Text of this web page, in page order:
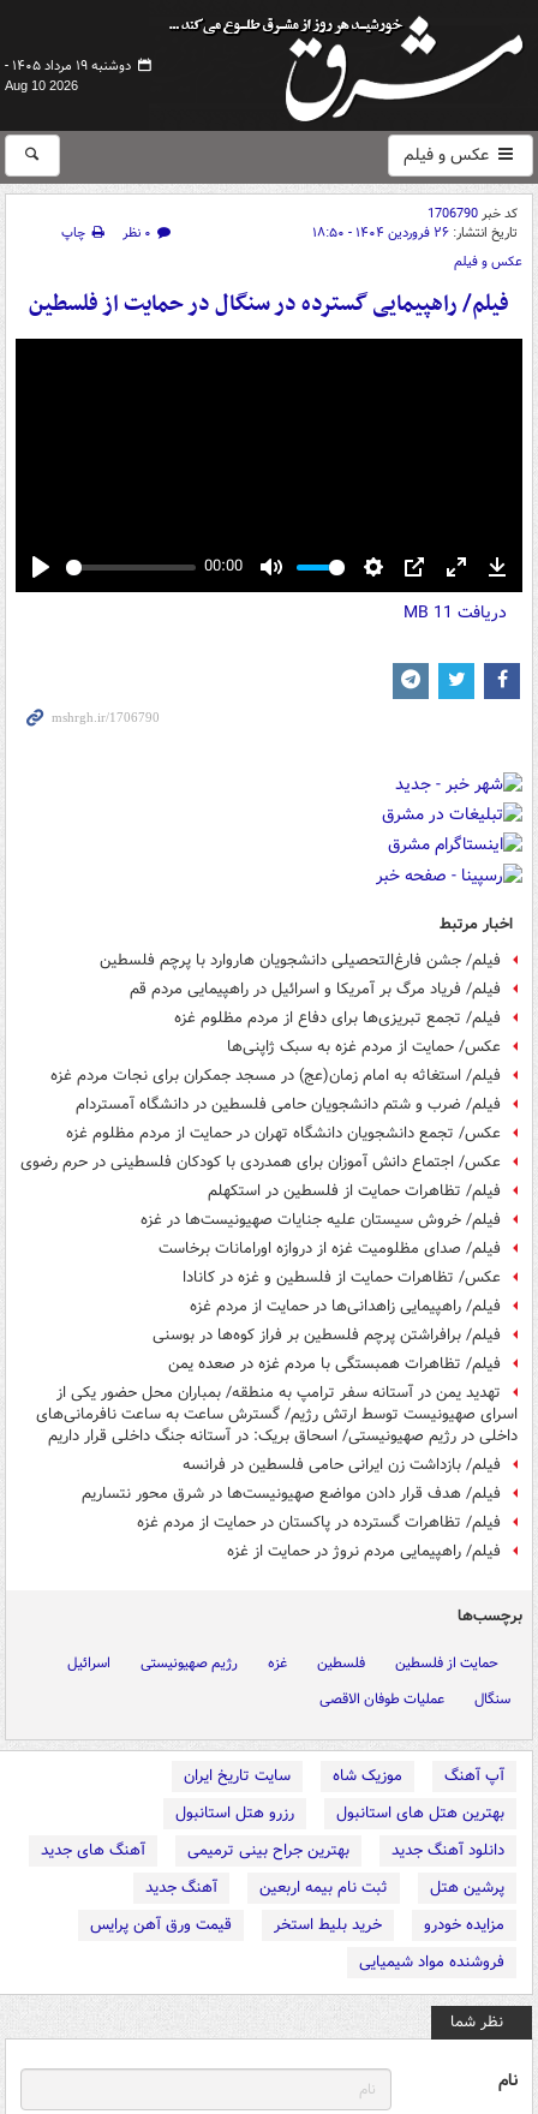
دوشنبه ۱۹ مرداد ۱۴۰۵ -
Aug 10 2026
عکس و فیلم
کد خبر1706790
تاریخ انتشار: ۲۶ فروردین ۱۴۰۴ - ۱۸:۵۰ ۰ نظر
چاپ
عکس و فیلم
فیلم/ راهپیمایی گسترده در سنگال در حمایت از فلسطین
Play
00:00
Mute Settings
PIP Enter
fullscreen
دریافت 11 MB
اخبار مرتبط
فیلم/ جشن فارغ‌التحصیلی دانشجویان هاروارد با پرچم فلسطین
فیلم/ فریاد مرگ بر آمریکا و اسرائیل در راهپیمایی مردم قم
فیلم/ تجمع تبریزی‌ها برای دفاع از مردم مظلوم غزه
عکس/ حمایت از مردم غزه به سبک ژاپنی‌ها
فیلم/ استغاثه به امام زمان(عج) در مسجد جمکران برای نجات مردم غزه
فیلم/ ضرب‌ و شتم دانشجویان حامی فلسطین در دانشگاه آمستردام
عکس/ تجمع دانشجویان دانشگاه تهران در حمایت از مردم مظلوم غزه
عکس/ اجتماع دانش آموزان برای همدردی با کودکان فلسطینی در حرم رضوی
فیلم/ تظاهرات حمایت از فلسطین در استکهلم
فیلم/ خروش سیستان علیه جنایات صهیونیست‌ها در غزه
فیلم/ صدای مظلومیت غزه از دروازه اورامانات برخاست
عکس/ تظاهرات حمایت از فلسطین و غزه در کانادا
فیلم/ راهپیمایی زاهدانی‌ها در حمایت از مردم غزه
فیلم/ برافراشتن پرچم فلسطین بر فراز کوه‌ها در بوسنی
فیلم/ تظاهرات همبستگی با مردم غزه در صعده یمن
تهدید یمن در آستانه سفر ترامپ به منطقه/ بمباران محل حضور یکی از
اسرای صهیونیست توسط ارتش رژیم/ گسترش ساعت به ساعت نافرمانی‌های
داخلی در رژیم صهیونیستی/ اسحاق بریک: در آستانه جنگ داخلی قرار داریم
فیلم/ بازداشت زن ایرانی حامی فلسطین در فرانسه
فیلم/ هدف قرار دادن مواضع صهیونیست‌ها در شرق محور نتساریم
فیلم/ تظاهرات گسترده در پاکستان در حمایت از مردم غزه
فیلم/ راهپیمایی مردم نروژ در حمایت از غزه
برچسب‌ها
حمایت از فلسطین فلسطین غزه رژیم صهیونیستی
اسرائیل
سنگال
عملیات طوفان الاقصی
آپ آهنگ موزیک شاه
سایت تاریخ ایران
بهترین هتل های استانبول
رزرو هتل استانبول
دانلود آهنگ جدید
بهترین جراح بینی ترمیمی
آهنگ های جدید
پرشین هتل
ثبت نام بیمه اربعین
آهنگ جدید
مزایده خودرو
خرید بلیط استخر
قیمت ورق آهن پرایس
فروشنده مواد شیمیایی
نظر شما
نام